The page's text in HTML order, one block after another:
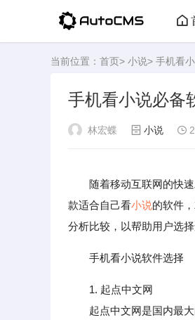
当前位置： 首页> 小说> 手机看
手机看小说必备
林宏蝶 小说
随着移动互联网的快
款适合自己看小说的软件
分析比较，以帮助用户选
手机看小说软件选择
1. 起点中文网
起点中文网是国内最大